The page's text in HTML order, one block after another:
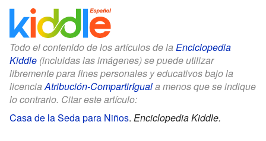
Todo el contenido de los artículos de la Enciclopedia
Kiddle (incluidas las imágenes) se puede utilizar
libremente para fines personales y educativos bajo la
licenciaAtribución-CompartirIguala menos que se indique
lo contrario. Citar este artículo:
Casa de la Seda para Niños. Enciclopedia Kiddle.